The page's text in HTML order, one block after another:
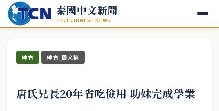
泰國中文新聞
THAI CHINESE NEWS
綜合 綜合_圖文稿
唐氏兄長20年省吃儉用 助妹完成學業